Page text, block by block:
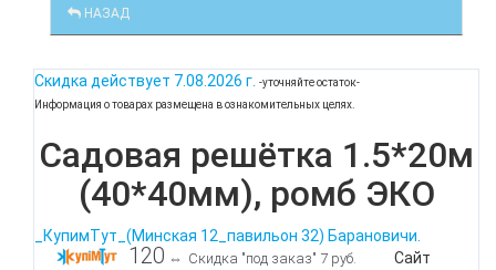
НАЗАД
Скидка действует 7.08.2026 г. -уточняйте остаток-
Информация о товарах размещена в ознакомительных целях.
Садовая решётка 1.5*20м
(40*40мм), ромб ЭКО
_КупимТут_(Минская 12_павильон 32) Барановичи.
120 ⇔ Скидка "под заказ" 7 руб. Сайт